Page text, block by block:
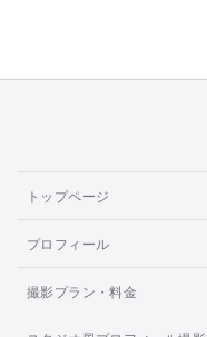
トップページ
プロフィール
撮影プラン・料金